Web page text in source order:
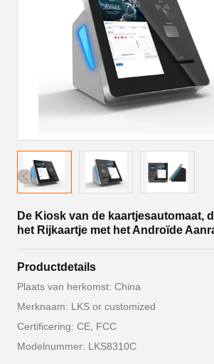
De Kiosk van de kaartjesautomaat,
het Rijkaartje met het Androïde
Productdetails
Plaats van herkomst: China
Merknaam: LKS or customized
Certificering: CE, FCC
Modelnummer: LKS8310C